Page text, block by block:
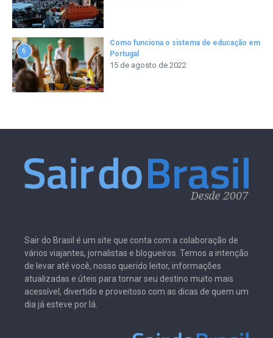
6
Como funciona o sistema de educação em
Portugal
15 de agosto de 2022
Sair do Brasil é um site que conta com a colaboração de
vários viajantes, jornalistas e blogueiros. Temos a intenção
de levar até você, nosso querido leitor, informações
atualizadas e úteis para tornar seu destino muito mais
acessível, divertido e proveitoso com as dicas de quem um
dia já esteve por lá.